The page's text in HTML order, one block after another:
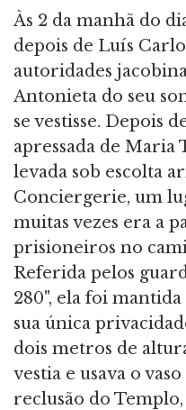
Às 2 da manhã do
depois de Luís
autoridades
Antonieta do seu
se vestisse. Depois
apressada de Maria
levada sob escolta
Conciergerie, um
muitas vezes era a
prisioneiros no
Referida pelos
280", ela foi
sua única
dois metros de
vestia e usava o
reclusão do